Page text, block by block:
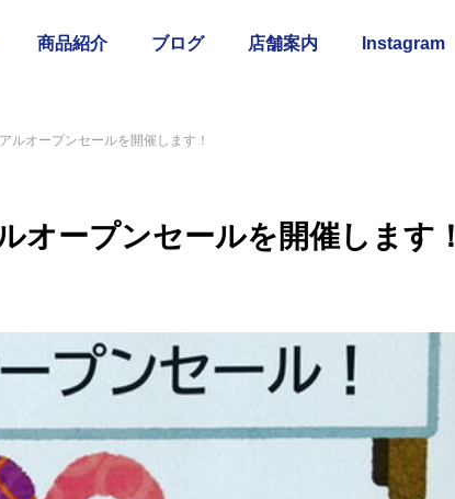
商品紹介 ブログ 店舗案内 Instagram
ルオープンセールを開催します！
オープンセールを開催します！